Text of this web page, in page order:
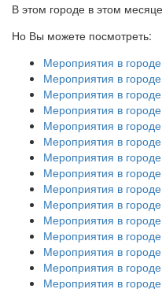
В этом городе в этом
Но Вы можете посмотреть:
Мероприятия в
Мероприятия в
Мероприятия в
Мероприятия в
Мероприятия в
Мероприятия в
Мероприятия в
Мероприятия в
Мероприятия в
Мероприятия в
Мероприятия в
Мероприятия в
Мероприятия в
Мероприятия в
Мероприятия в